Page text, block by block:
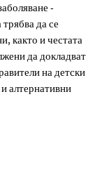
-
да се
както и честата
да докладват
на детски
алтернативни